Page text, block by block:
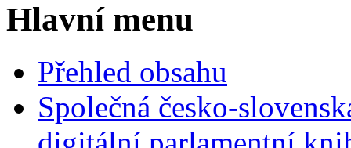
Hlavní menu
Přehled obsahu
Společná česko-